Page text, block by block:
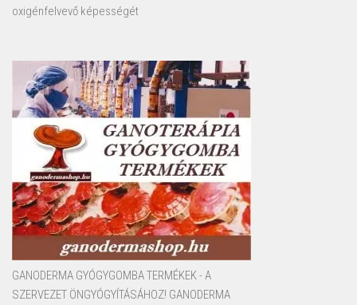
oxigénfelvevő képességét
GANODERMA GYÓGYGOMBA TERMÉKEK - A
SZERVEZET ÖNGYÓGYÍTÁSÁHOZ! GANODERMA